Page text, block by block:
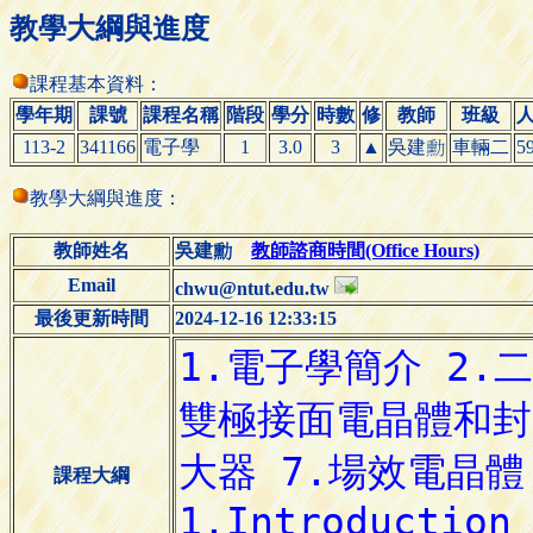
教學大綱與進度
課程基本資料：
學年期
課號 課程名稱 階段 學分 時數 修 教師 班級
113-2
341166 電子學 1 3.0 3 ▲ 吳建 車輛二
教學大綱與進度：
教師姓名 吳建
教師諮商時間(Office Hours)
Email
chwu@ntut.edu.tw
最後更新時間
2024-12-16 12:33:15
課程大綱